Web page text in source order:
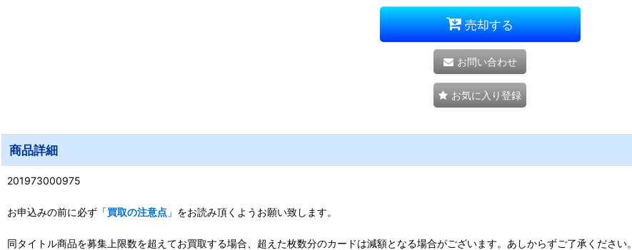
売却する
お問い合わせ
お気に入り登録
商品詳細
201973000975
お申込みの前に必ず「買取の注意点 」をお読み頂くようお願い致します。
同タイトル商品を募集上限数を超えてお買取する場合、超えた枚数分のカードは減額となる場合がございます。あしからずご了承ください。